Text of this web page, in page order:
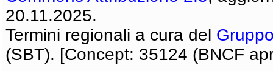
20.11.2025.
Termini regionali a cura del
(SBT). [Concept: 35124 (BNCF